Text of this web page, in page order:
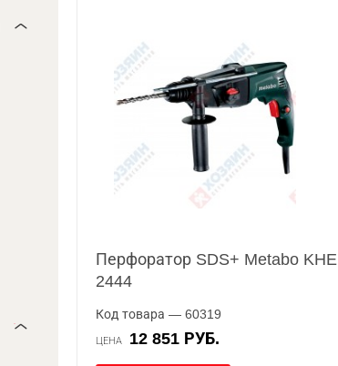
Перфоратор SDS+ Metabo KHE
2444
Код товара — 60319
ЦЕНА 12 851 РУБ.